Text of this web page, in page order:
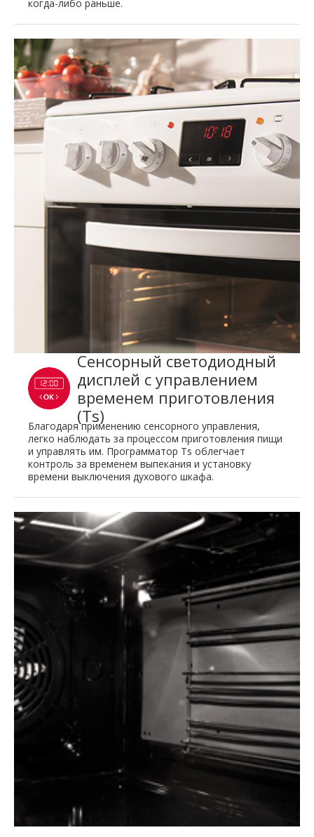
когда-либо раньше.
Сенсорный светодиодный
дисплей с управлением
временем приготовления
(Ts)
Благодаря применению сенсорного управления,
легко наблюдать за процессом приготовления пищи
и управлять им. Программатор Ts облегчает
контроль за временем выпекания и установку
времени выключения духового шкафа.